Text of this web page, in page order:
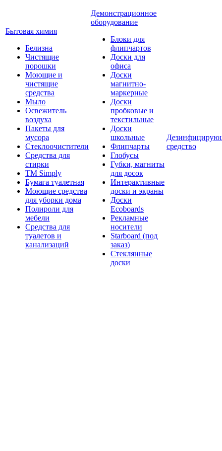
Бытовая химия
Белизна
Чистящие
порошки
Моющие и
чистящие
средства
Мыло
Освежитель
воздуха
Пакеты для
мусора
Стеклоочистители
Средства для
стирки
TM Simply
Бумага туалетная
Моющие средства
для уборки дома
Полироли для
мебели
Средства для
туалетов и
канализаций
Демонстрационное
оборудование
Блоки для
флипчартов
Доски для
офиса
Доски
магнитно-
маркерные
Доски
пробковые и
текстильные
Доски
школьные
Флипчарты
Глобусы
Губки, магниты
для досок
Интерактивные
доски и экраны
Доски
Ecoboards
Рекламные
носители
Starboard (под
заказ)
Стеклянные
доски
средство